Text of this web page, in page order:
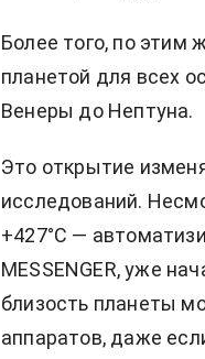
Более того, по этим
планетой для всех
Венеры до Нептуна.
Это открытие
исследований.
+427°C —
MESSENGER, уже
близость планеты
аппаратов, даже